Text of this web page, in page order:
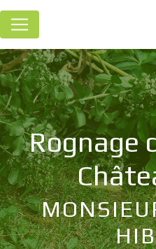
rognage de souches
MONSIEUR PHILIPPE
Panneau de gestion des